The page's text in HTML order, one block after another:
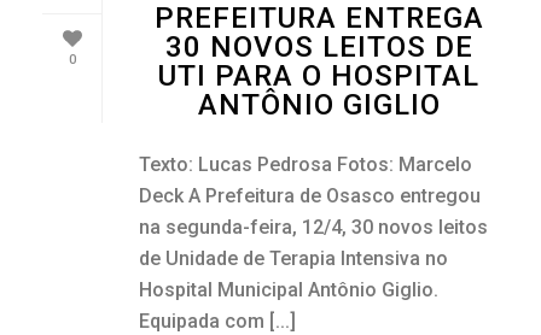
0
PREFEITURA ENTREGA
30 NOVOS LEITOS DE
UTI PARA O HOSPITAL
ANTÔNIO GIGLIO
Texto: Lucas Pedrosa Fotos: Marcelo
Deck A Prefeitura de Osasco entregou
na segunda-feira, 12/4, 30 novos leitos
de Unidade de Terapia Intensiva no
Hospital Municipal Antônio Giglio.
Equipada com [...]